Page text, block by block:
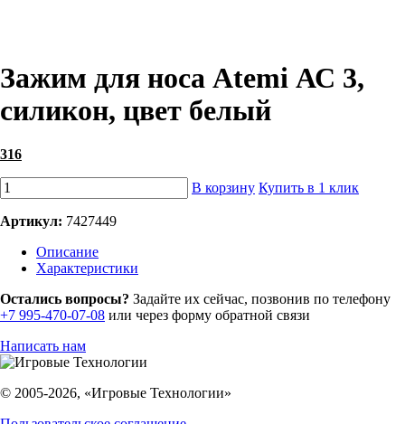
Зажим для носа Atemi АС 3,
силикон, цвет белый
316
В корзину Купить в 1 клик
Артикул: 7427449
Описание
Характеристики
Остались вопросы? Задайте их сейчас, позвонив по телефону
+7 995-470-07-08 или через форму обратной связи
Написать нам
© 2005-2026, «Игровые Технологии»